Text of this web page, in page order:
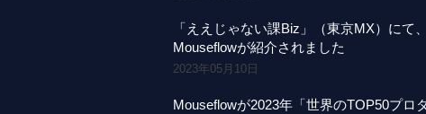
「ええじゃない課Biz」（東京MX）にて、
Mouseflowが紹介されました
2023年05月10日
Mouseflowが2023年「世界のTOP50プロ